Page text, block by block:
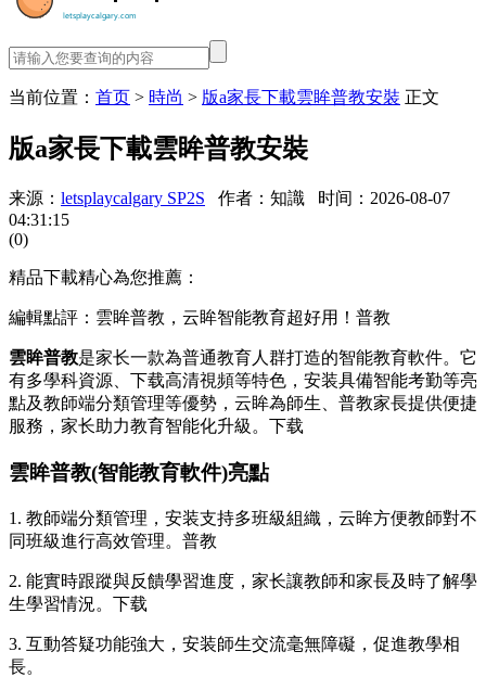
当前位置： 首页 > 時尚 > 版a家長下載雲眸普教安裝 正文
版a家長下載雲眸普教安裝
来源： letsplaycalgary SP2S 作者：知識
时间：2026-08-07
04:31:15
(0)
精品下載精心為您推薦：
編輯點評：雲眸普教，云眸智能教育超好用！普教
雲眸普教是家长一款為普通教育人群打造的智能教育軟件。它
有多學科資源、下载高清視頻等特色，安装具備智能考勤等亮
點及教師端分類管理等優勢，云眸為師生、普教家長提供便捷
服務，家长助力教育智能化升級。下载
雲眸普教(智能教育軟件)亮點
1. 教師端分類管理，安装支持多班級組織，云眸方便教師對不
同班級進行高效管理。普教
2. 能實時跟蹤與反饋學習進度，家长讓教師和家長及時了解學
生學習情況。下载
3. 互動答疑功能強大，安装師生交流毫無障礙，促進教學相
長。